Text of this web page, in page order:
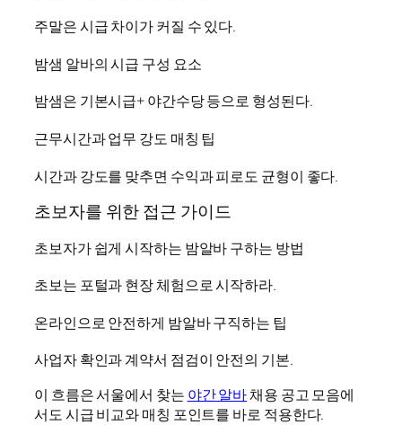
주말은 시급 차이가 커질 수 있다.
밤샘 알바의 시급 구성 요소
밤샘은 기본시급+ 야간수당 등으로 형성된다.
근무시간과 업무 강도 매칭 팁
시간과 강도를 맞추면 수익과 피로도 균형이 좋다.
초보자를 위한 접근 가이드
초보자가 쉽게 시작하는 밤알바 구하는 방법
초보는 포털과 현장 체험으로 시작하라.
온라인으로 안전하게 밤알바 구직하는 팁
사업자 확인과 계약서 점검이 안전의 기본.
이 흐름은 서울에서 찾는 야간 알바채용 공고 모음에
서도 시급 비교와 매칭 포인트를 바로 적용한다.